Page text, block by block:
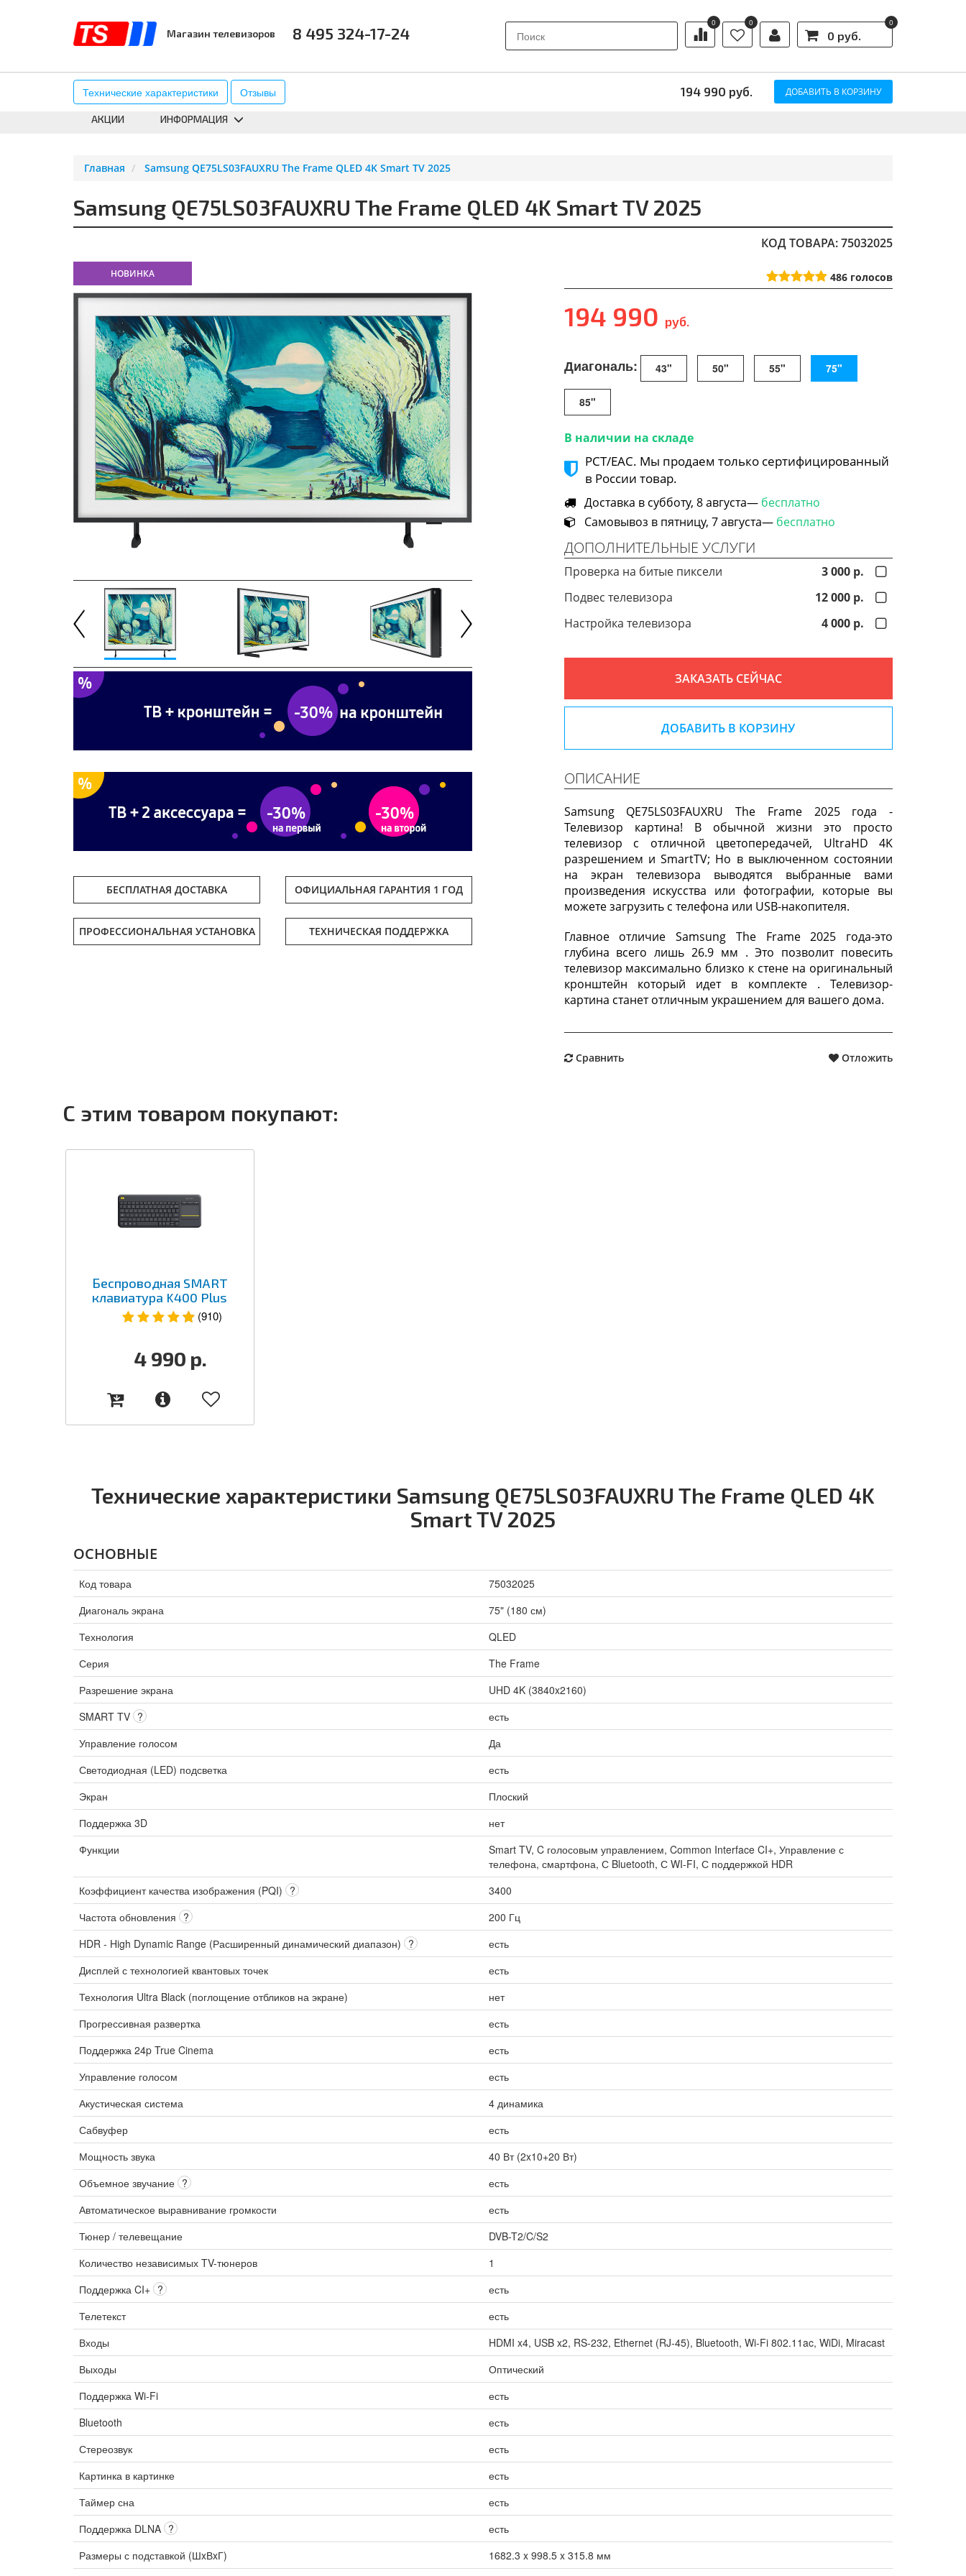
Магазин телевизоров 8 495 324-17-24
0 0
0 руб.
0
Технические характеристики Отзывы ДОБАВИТЬ В КОРЗИНУ
194 990 руб.
КАТАЛОГ АКСЕССУАРЫ
АКЦИИ ИНФОРМАЦИЯ
Главная Samsung QE75LS03FAUXRU The Frame QLED 4K Smart TV 2025
Samsung QE75LS03FAUXRU The Frame QLED 4K Smart TV 2025
КОД ТОВАРА: 75032025
НОВИНКА
Previous
БЕСПЛАТНАЯ ДОСТАВКА ОФИЦИАЛЬНАЯ ГАРАНТИЯ 1 ГОД
ТЕХНИЧЕСКАЯ ПОДДЕРЖКА
ПРОФЕССИОНАЛЬНАЯ УСТАНОВКА
486 голосов
194 990 руб.
Диагональ: 43" 50" 55" 75"
85"
В наличии на складе
РСТ/ЕАС. Мы продаем только сертифицированный
в России товар.
Доставка в субботу, 8 августа— бесплатно
Самовывоз в пятницу, 7 августа— бесплатно
ДОПОЛНИТЕЛЬНЫЕ УСЛУГИ
Проверка на битые пиксели
3 000 р.
Подвес телевизора
12 000 р.
Настройка телевизора
4 000 р.
ЗАКАЗАТЬ СЕЙЧАС
ДОБАВИТЬ В КОРЗИНУ
ОПИСАНИЕ
Samsung QE75LS03FAUXRU The Frame 2025 года -
Телевизор картина! В обычной жизни это просто
телевизор с отличной цветопередачей, UltraHD 4K
разрешением и SmartTV; Но в выключенном состоянии
на экран телевизора выводятся выбранные вами
произведения искусства или фотографии, которые вы
можете загрузить с телефона или USB-накопителя.
Главное отличие Samsung The Frame 2025 года-это
глубина всего лишь 26.9 мм . Это позволит повесить
телевизор максимально близко к стене на оригинальный
кронштейн который идет в комплекте . Телевизор-
картина станет отличным украшением для вашего дома.
Сравнить Отложить
С этим товаром покупают:
Беспроводная SMART
клавиатура K400 Plus
(910)
4 990 р.
Технические характеристики Samsung QE75LS03FAUXRU The Frame QLED 4K
Smart TV 2025
ОСНОВНЫЕ
Код товара
75032025
Диагональ экрана
75" (180 см)
Технология
QLED
Серия
The Frame
Разрешение экрана
UHD 4K (3840x2160)
SMART TV ?
есть
Управление голосом
Да
Светодиодная (LED) подсветка
есть
Экран
Плоский
Поддержка 3D
нет
Функции
Smart TV, C голосовым управлением, Common Interface CI+, Управление с
телефона, смартфона, С Bluetooth, С WI-FI, С поддержкой HDR
Коэффициент качества изображения (PQI) ?
3400
Частота обновления ?
200 Гц
HDR - High Dynamic Range (Расширенный динамический диапазон) ?
есть
Дисплей с технологией квантовых точек
есть
Технология Ultra Black (поглощение отбликов на экране)
нет
Прогрессивная развертка
есть
Поддержка 24p True Cinema
есть
Управление голосом
есть
Акустическая система
4 динамика
Сабвуфер
есть
Мощность звука
40 Вт (2x10+20 Вт)
Объемное звучание ?
есть
Автоматическое выравнивание громкости
есть
Тюнер / телевещание
DVB-T2/C/S2
Количество независимых TV-тюнеров
1
Поддержка CI+ ?
есть
Телетекст
есть
Входы
HDMI x4, USB x2, RS-232, Ethernet (RJ-45), Bluetooth, Wi-Fi 802.11ac, WiDi, Miracast
Выходы
Оптический
Поддержка Wi-Fi
есть
Bluetooth
есть
Стереозвук
есть
Картинка в картинке
есть
Таймер сна
есть
Поддержка DLNA ?
есть
Размеры с подставкой (ШxВxГ)
1682.3 x 998.5 x 315.8 мм